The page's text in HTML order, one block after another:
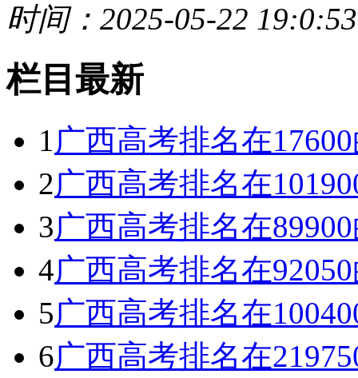
时间：2025-05-22 19:0:53
栏目最新
1广西高考排名在
2广西高考排名在
3广西高考排名在
4广西高考排名在
5广西高考排名在
6广西高考排名在